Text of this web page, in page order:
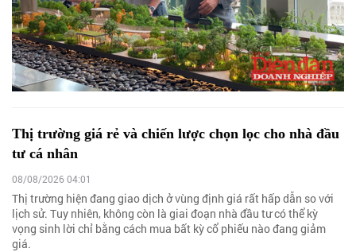
Thị trường giá rẻ và chiến lược chọn lọc cho nhà đầu
tư cá nhân
08/08/2026 04:01
Thị trường hiện đang giao dịch ở vùng định giá rất hấp dẫn so với
lịch sử. Tuy nhiên, không còn là giai đoạn nhà đầu tư có thể kỳ
vọng sinh lời chỉ bằng cách mua bất kỳ cổ phiếu nào đang giảm
giá.